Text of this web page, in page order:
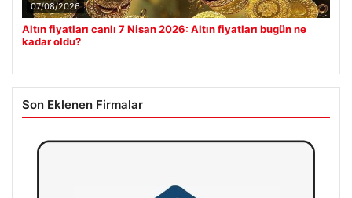
07/08/2026
Altın fiyatları canlı 7 Nisan 2026: Altın fiyatları bugün ne
kadar oldu?
Son Eklenen Firmalar